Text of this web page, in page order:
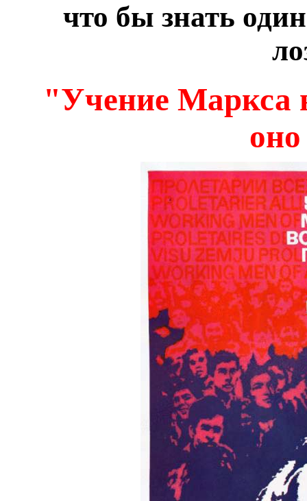
что бы знать
"Учение Маркса